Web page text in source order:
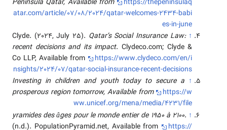
Peninsula Qatar, Available from
https://thepeninsulaq
atar.com/article/07/08/2024/qatar-welcomes-2434-babi
es-in-june
↑
Clyde. (2024, July 25). Qatar’s Social Insurance Law:
recent decisions and its impact. Clydeco.com; Clyde &
Co LLP, Available from
https://www.clydeco.com/en/i
nsights/2024/07/qatar-social-insurance-recent-decisions
↑
Investing in children and youth today to secure a
prosperous region tomorrow, Available from
https://w
ww.unicef.org/mena/media/4231/file
↑
yramides des âges pour le monde entier de 1950 à 2100.
(n.d.). PopulationPyramid.net, Available from
https://